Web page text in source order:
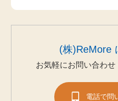
(株)ReMore
お気軽にお問い合わせ
電話で問